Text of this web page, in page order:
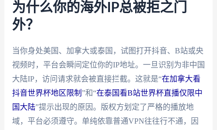
为什么你的海外IP总被拒之门
外？
当你身处美国、加拿大或泰国，试图打开抖音、B站或央
视频时，平台会瞬间定位你的IP地址。一旦识别为非中国
大陆IP，访问请求就会被直接拦截。这就是“在加拿大看
抖音世界杯地区限制 ”和“在泰国看B站世界杯直播仅限中
国大陆”提示出现的原因。版权方划定了严格的播放地
域，平台必须遵守。单纯依靠普通VPN往往行不通，因